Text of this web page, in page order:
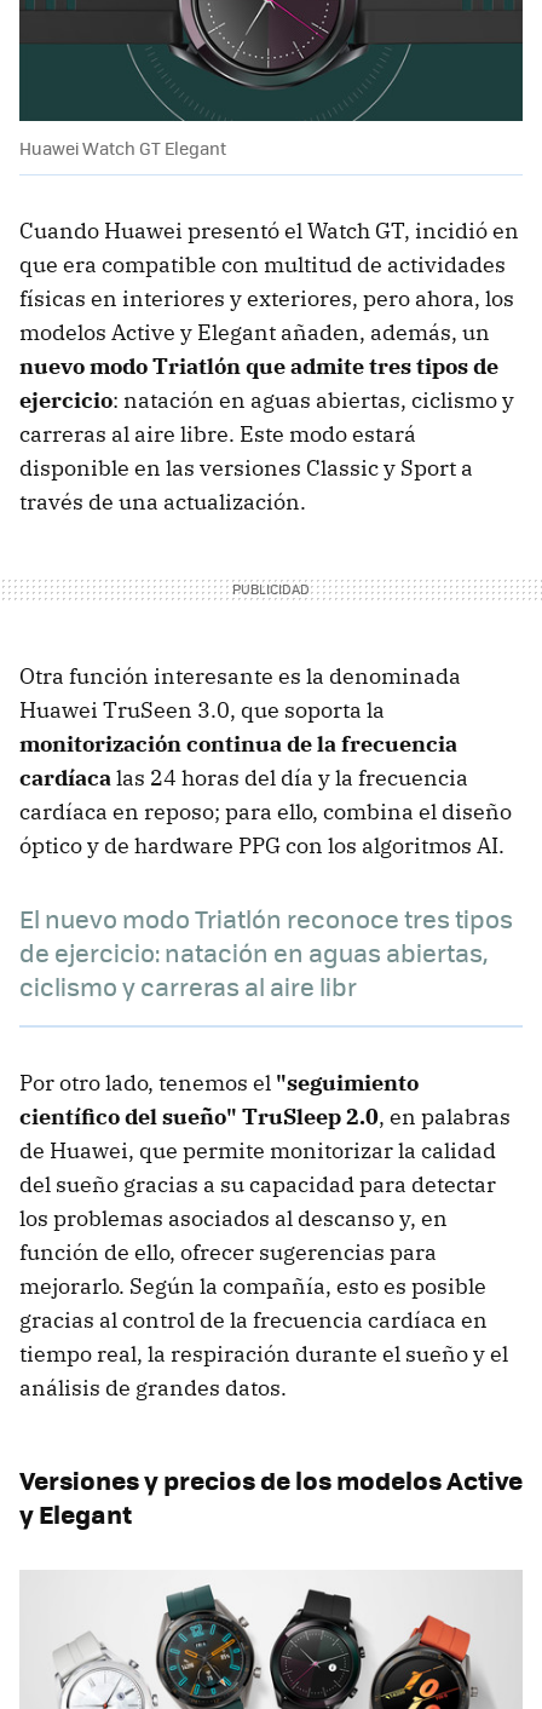
Huawei Watch GT Elegant
Cuando Huawei presentó el Watch GT, incidió en
que era compatible con multitud de actividades
físicas en interiores y exteriores, pero ahora, los
modelos Active y Elegant añaden, además, un
nuevo modo Triatlón que admite tres tipos de
ejercicio: natación en aguas abiertas, ciclismo y
carreras al aire libre. Este modo estará
disponible en las versiones Classic y Sport a
través de una actualización.
Otra función interesante es la denominada
Huawei TruSeen 3.0, que soporta la
monitorización continua de la frecuencia
cardíacalas 24 horas del día y la frecuencia
cardíaca en reposo; para ello, combina el diseño
óptico y de hardware PPG con los algoritmos AI.
El nuevo modo Triatlón reconoce tres tipos
de ejercicio: natación en aguas abiertas,
ciclismo y carreras al aire libr
Por otro lado, tenemos el "seguimiento
científico del sueño" TruSleep 2.0, en palabras
de Huawei, que permite monitorizar la calidad
del sueño gracias a su capacidad para detectar
los problemas asociados al descanso y, en
función de ello, ofrecer sugerencias para
mejorarlo. Según la compañía, esto es posible
gracias al control de la frecuencia cardíaca en
tiempo real, la respiración durante el sueño y el
análisis de grandes datos.
Versiones y precios de los modelos Active
y Elegant